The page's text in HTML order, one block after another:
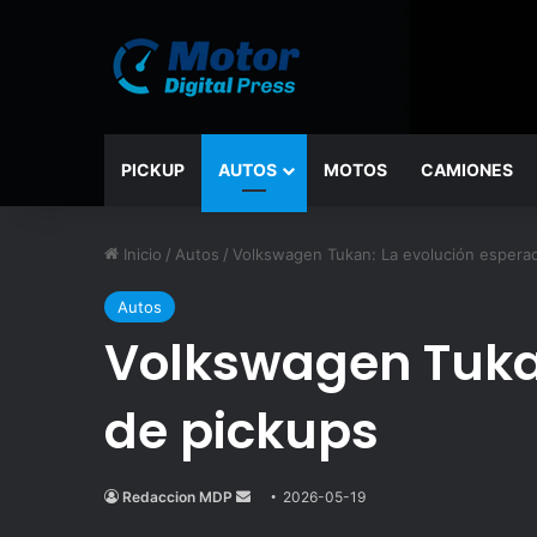
PICKUP AUTOS MOTOS CAMIONES
Inicio / Autos / Volkswagen Tukan: La evolución
Autos
Volkswagen
de pickups
Redaccion MDP
Send2026-05-19